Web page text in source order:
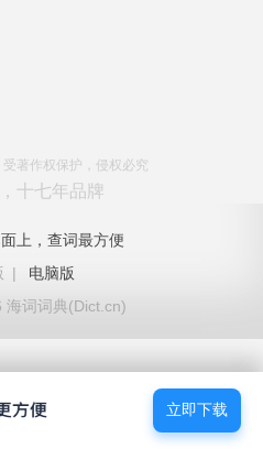
著作权保护，侵权必究
十七年品牌
上，查词最方便
|
电脑版
词词典(Dict.cn)
立即下载
立即下载